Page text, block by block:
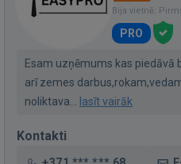
Bija vietnē:
PRO
Esam uzņēmums kas piedāvā
arī zemes
noliktava... lasīt vairāk
Kontakti